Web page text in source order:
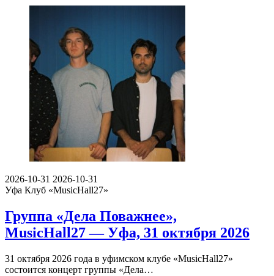
2026-10-31 2026-10-31
Уфа Клуб «MusicHall27»
Группа «Дела Поважнее»,
MusicHall27 — Уфа, 31 октября 2026
31 октября 2026 года в уфимском клубе «MusicHall27»
состоится концерт группы «Дела…